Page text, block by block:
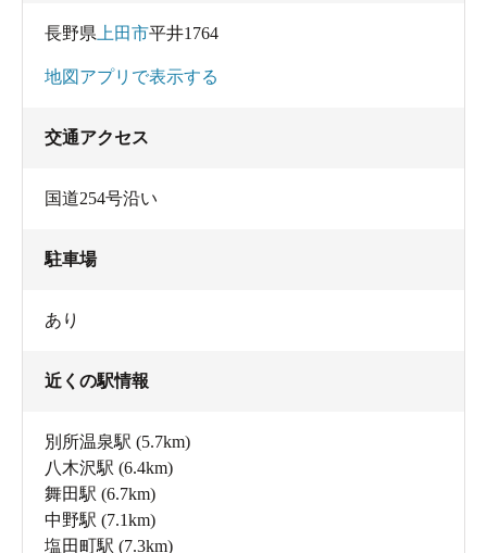
長野県 上田市平井1764
地図アプリで表示する
交通アクセス
国道254号沿い
駐車場
あり
近くの駅情報
別所温泉駅 (5.7km)
八木沢駅 (6.4km)
舞田駅 (6.7km)
中野駅 (7.1km)
塩田町駅 (7.3km)